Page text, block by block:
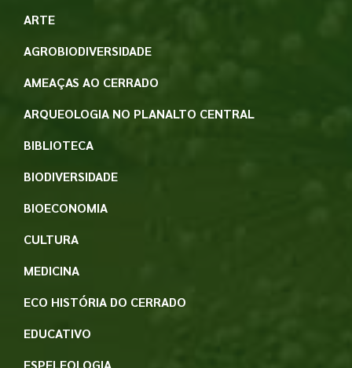
ARTE
AGROBIODIVERSIDADE
AMEAÇAS AO CERRADO
ARQUEOLOGIA NO PLANALTO CENTRAL
BIBLIOTECA
BIODIVERSIDADE
BIOECONOMIA
CULTURA
MEDICINA
ECO HISTÓRIA DO CERRADO
EDUCATIVO
ESPELEOLOGIA